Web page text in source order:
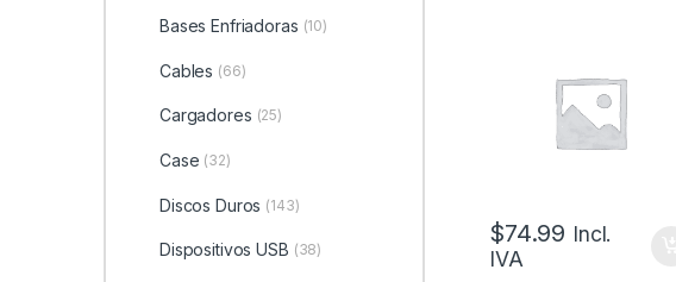
HDMI, 1XPCI, 1XPCI-
$74.99 Incl.
IVA
Bases Enfriadoras (10)
Cables (66)
Cargadores (25)
Case (32)
Discos Duros (143)
Dispositivos USB (38)